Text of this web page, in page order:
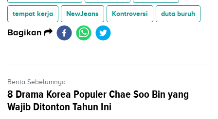
tempat kerja NewJeans Kontroversi duta buruh
Bagikan
Berita Sebelumnya
8 Drama Korea Populer Chae Soo Bin yang
Wajib Ditonton Tahun Ini